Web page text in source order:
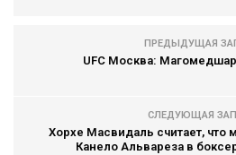
ПРЕДЫДУЩАЯ
UFC Москва:
СЛЕДУЮЩАЯ
Хорхе Масвидаль считает, что
Канело Альвареза в